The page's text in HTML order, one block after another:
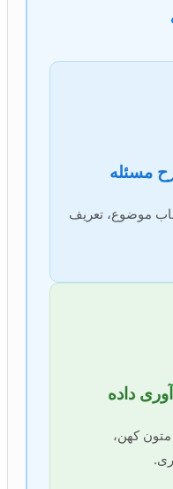
موضوع، تعریف
متون کهن،